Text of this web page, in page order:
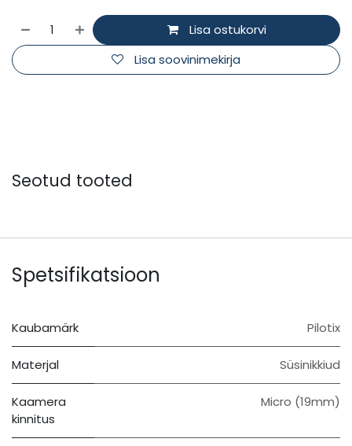
Lisa ostukorvi
Lisa soovinimekirja
Seotud tooted
Spetsifikatsioon
Kaubamärk Pilotix
Materjal Süsinikkiud
Kaamera
kinnitus
Micro (19mm)